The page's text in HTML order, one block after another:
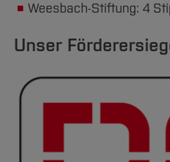
Weesbach-Stiftung: 4
Unser